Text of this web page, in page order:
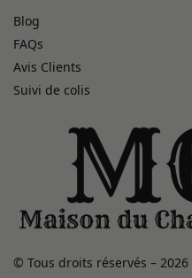
Blog
FAQs
Avis Clients
Suivi de colis
© Tous droits réservés – 2026